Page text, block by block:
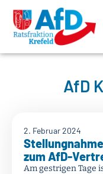
AfD
2. Februar 2024
zum AfD-
Am gestrigen Tage